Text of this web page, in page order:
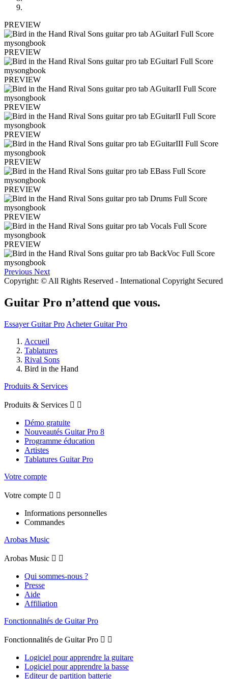
PREVIEW
PREVIEW
PREVIEW
PREVIEW
PREVIEW
PREVIEW
PREVIEW
PREVIEW
PREVIEW
Previous Next
Copyright: © All Rights Reserved - International Copyright Secured
Guitar Pro n’attend que vous.
Essayer Guitar Pro Acheter Guitar Pro
Accueil
Tablatures
Rival Sons
Bird in the Hand
Produits & Services
Produits & Services  
Démo gratuite
Nouveautés Guitar Pro 8
Programme éducation
Artistes
Tablatures Guitar Pro
Votre compte
Votre compte  
Informations personnelles
Commandes
Arobas Music
Arobas Music  
Qui sommes-nous ?
Presse
Aide
Affiliation
Fonctionnalités de Guitar Pro
Fonctionnalités de Guitar Pro  
Logiciel pour apprendre la guitare
Logiciel pour apprendre la basse
Editeur de partition batterie